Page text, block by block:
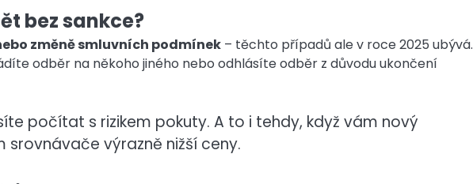
bez sankce?
změně smluvních podmínek – těchto případů ale v roce 2025 ubývá.
odběr na někoho jiného nebo odhlásíte odběr z důvodu ukončení
počítat s rizikem pokuty. A to i tehdy, když vám nový
výrazně nižší ceny.